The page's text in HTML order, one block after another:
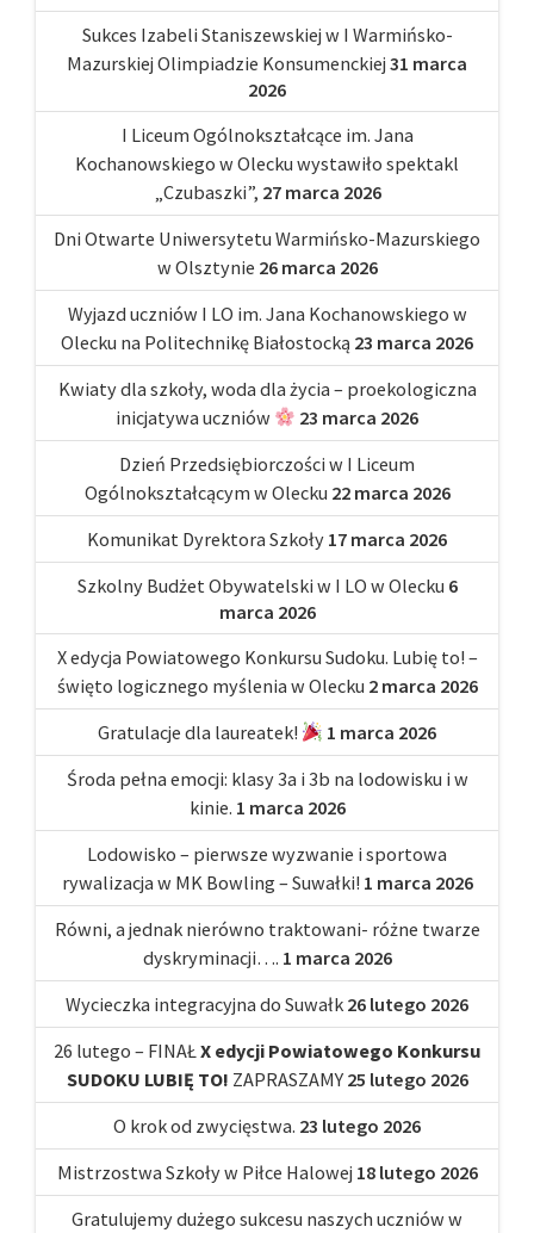
Sukces Izabeli Staniszewskiej w I Warmińsko-
Mazurskiej Olimpiadzie Konsumenckiej 31 marca
2026
I Liceum Ogólnokształcące im. Jana
Kochanowskiego w Olecku wystawiło spektakl
„Czubaszki”, 27 marca 2026
Dni Otwarte Uniwersytetu Warmińsko-Mazurskiego
w Olsztynie 26 marca 2026
Wyjazd uczniów I LO im. Jana Kochanowskiego w
Olecku na Politechnikę Białostocką 23 marca 2026
Kwiaty dla szkoły, woda dla życia – proekologiczna
inicjatywa uczniów
23 marca 2026
Dzień Przedsiębiorczości w I Liceum
Ogólnokształcącym w Olecku 22 marca 2026
Komunikat Dyrektora Szkoły 17 marca 2026
Szkolny Budżet Obywatelski w I LO w Olecku 6
marca 2026
X edycja Powiatowego Konkursu Sudoku. Lubię to! –
święto logicznego myślenia w Olecku 2 marca 2026
Gratulacje dla laureatek!
1 marca 2026
Środa pełna emocji: klasy 3a i 3b na lodowisku i w
kinie. 1 marca 2026
Lodowisko – pierwsze wyzwanie i sportowa
rywalizacja w MK Bowling – Suwałki! 1 marca 2026
Równi, a jednak nierówno traktowani- różne twarze
dyskryminacji…. 1 marca 2026
Wycieczka integracyjna do Suwałk 26 lutego 2026
26 lutego – FINAŁ X edycji Powiatowego Konkursu
SUDOKU LUBIĘ TO! ZAPRASZAMY 25 lutego 2026
O krok od zwycięstwa. 23 lutego 2026
Mistrzostwa Szkoły w Piłce Halowej 18 lutego 2026
Gratulujemy dużego sukcesu naszych uczniów w